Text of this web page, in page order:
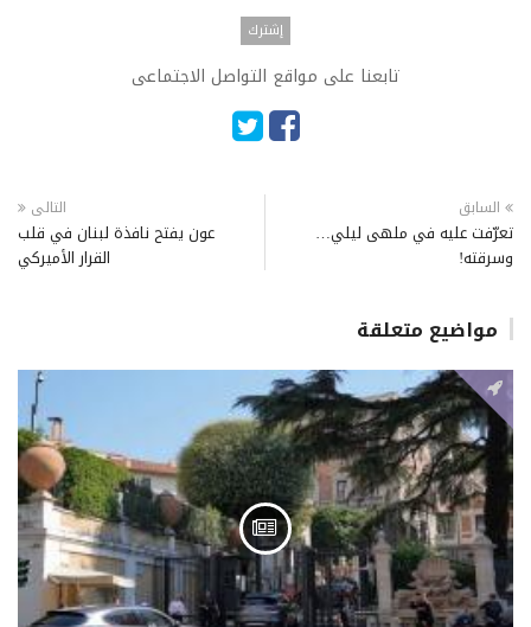
تابعنا على مواقع التواصل الاجتماعى
السابق
تعرّفت عليه في ملهى ليلي…
وسرقته!
التالى
عون يفتح نافذة لبنان في قلب
القرار الأميركي
مواضيع متعلقة